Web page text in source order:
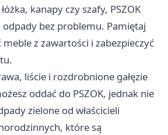
kanapy czy szafy, PSZOK
bez problemu. Pamiętaj
z zawartości i zabezpieczyć
liście i rozdrobnione gałęzie
oddać do PSZOK, jednak nie
zielone od właścicieli
które są